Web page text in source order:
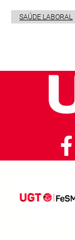
SAÚDE LABORAL